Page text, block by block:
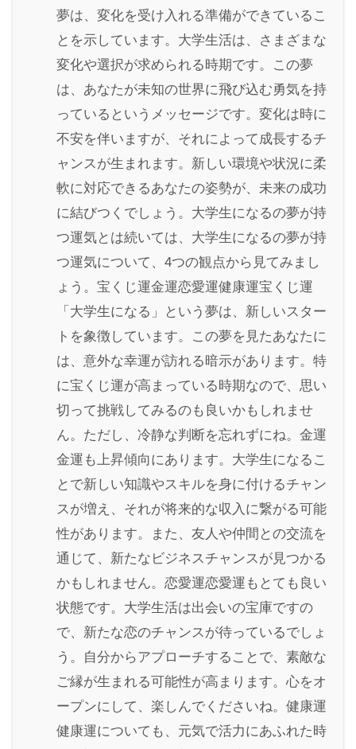
夢は、変化を受け入れる準備ができているこ
とを示しています。大学生活は、さまざまな
変化や選択が求められる時期です。この夢
は、あなたが未知の世界に飛び込む勇気を持
っているというメッセージです。変化は時に
不安を伴いますが、それによって成長するチ
ャンスが生まれます。新しい環境や状況に柔
軟に対応できるあなたの姿勢が、未来の成功
に結びつくでしょう。大学生になるの夢が持
つ運気とは続いては、大学生になるの夢が持
つ運気について、4つの観点から見てみまし
ょう。宝くじ運金運恋愛運健康運宝くじ運
「大学生になる」という夢は、新しいスター
トを象徴しています。この夢を見たあなたに
は、意外な幸運が訪れる暗示があります。特
に宝くじ運が高まっている時期なので、思い
切って挑戦してみるのも良いかもしれませ
ん。ただし、冷静な判断を忘れずにね。金運
金運も上昇傾向にあります。大学生になるこ
とで新しい知識やスキルを身に付けるチャン
スが増え、それが将来的な収入に繋がる可能
性があります。また、友人や仲間との交流を
通じて、新たなビジネスチャンスが見つかる
かもしれません。恋愛運恋愛運もとても良い
状態です。大学生活は出会いの宝庫ですの
で、新たな恋のチャンスが待っているでしょ
う。自分からアプローチすることで、素敵な
ご縁が生まれる可能性が高まります。心をオ
ープンにして、楽しんでくださいね。健康運
健康運についても、元気で活力にあふれた時